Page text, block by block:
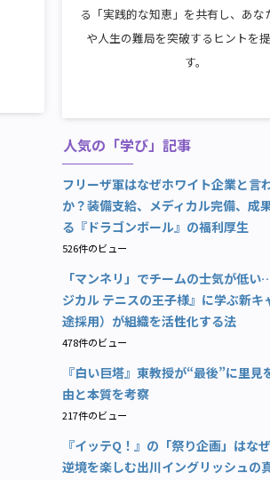
る「実践的な知恵」を共有し、あな
や人生の難局を突破するヒントを
す。
人気の「学び」記事
フリーザ軍はなぜホワイト企業と言
か？装備支給、メディカル完備、成
る『ドラゴンボール』の福利厚生
526件のビュー
「マンネリ」でチームの士気が低
ジカル テニスの王子様』に学ぶ新キ
途採用）が組織を活性化する法
478件のビュー
『白い巨塔』東教授が“最後”に里見
由と本質を考察
217件のビュー
『イッテQ！』の「祭り企画」はな
逆境を楽しむ出川イングリッシュの